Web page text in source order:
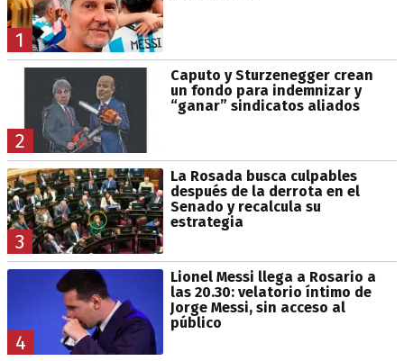
1
2
Caputo y Sturzenegger crean
un fondo para indemnizar y
“ganar” sindicatos aliados
3
La Rosada busca culpables
después de la derrota en el
Senado y recalcula su
estrategia
4
Lionel Messi llega a Rosario a
las 20.30: velatorio íntimo de
Jorge Messi, sin acceso al
público